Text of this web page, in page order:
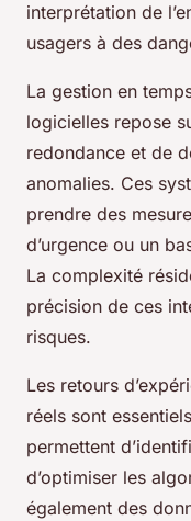
interprétation de
usagers à des
La gestion en
logicielles repose
redondance et de
anomalies. Ces
prendre des
d’urgence ou un
La complexité
précision de ces
risques.
Les retours
réels sont
permettent
d’optimiser les
également des